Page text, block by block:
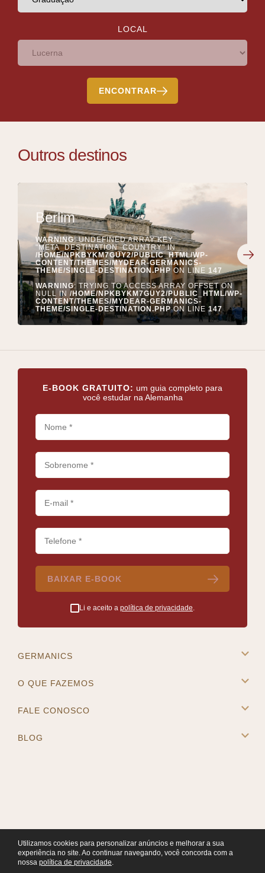
LOCAL
ENCONTRAR
Outros destinos
Berlim
WARNING: UNDEFINED ARRAY KEY
"META_DESTINATION_COUNTRY" IN
/HOME/NPKBYKM7GUY2/PUBLIC_HTML/WP-
CONTENT/THEMES/MYDEAR-GERMANICS-
THEME/SINGLE-DESTINATION.PHPON LINE 147
WARNING: TRYING TO ACCESS ARRAY OFFSET ON
NULL IN /HOME/NPKBYKM7GUY2/PUBLIC_HTML/WP-
CONTENT/THEMES/MYDEAR-GERMANICS-
THEME/SINGLE-DESTINATION.PHPON LINE147
E-BOOK GRATUITO: um guia completo para
você estudar na Alemanha
BAIXAR E-BOOK
Li e aceito a política de privacidade.
GERMANICS
O QUE FAZEMOS
FALE CONOSCO
BLOG
Utilizamos cookies para personalizar anúncios e melhorar a sua
experiência no site. Ao continuar navegando, você concorda com a
nossa política de privacidade.